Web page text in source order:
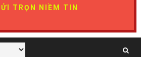
TRỌN NIỀM TIN